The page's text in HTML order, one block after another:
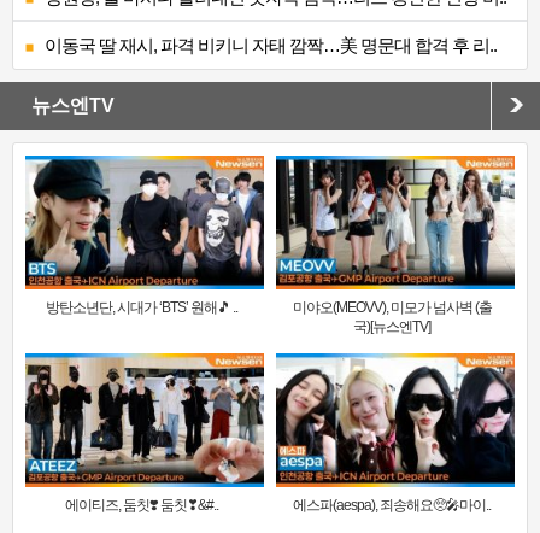
이동국 딸 재시, 파격 비키니 자태 깜짝…美 명문대 합격 후 리..
뉴스엔TV
방탄소년단, 시대가 ‘BTS’ 원해🎵 ..
미야오(MEOVV), 미모가 넘사벽 (출
국)[뉴스엔TV]
에이티즈, 둠칫❣️ 둠칫❣&#.. 에스파(aespa), 죄송해요🥺🎤마이..